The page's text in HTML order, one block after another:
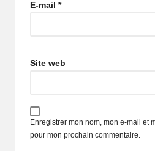
E-mail *
Site web
Enregistrer mon nom, mon e-mail et
pour mon prochain commentaire.